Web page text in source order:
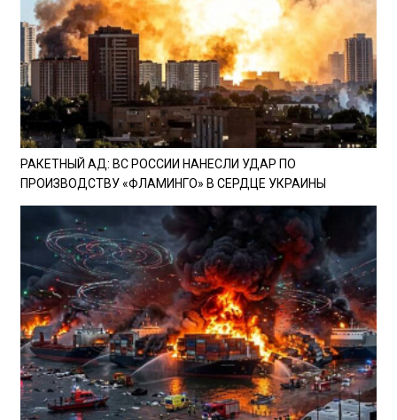
РАКЕТНЫЙ АД: ВС РОССИИ НАНЕСЛИ УДАР ПО
ПРОИЗВОДСТВУ «ФЛАМИНГО» В СЕРДЦЕ УКРАИНЫ